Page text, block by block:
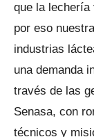
que la
por eso
industrias
una demanda
través de las
Senasa, con
técnicos y